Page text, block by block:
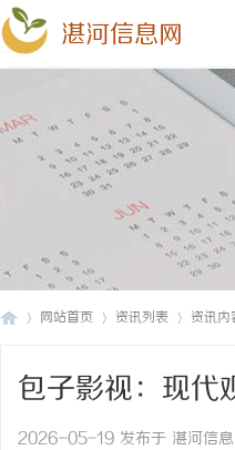
湛河信息网
网站首页 资讯列表 资讯内
包子影视：现代
2026-05-19 发布于 湛河信息